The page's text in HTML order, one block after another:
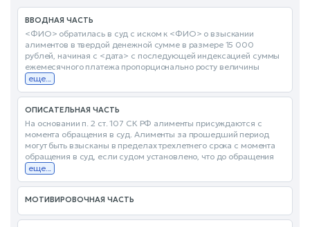
ВВОДНАЯ ЧАСТЬ
<ФИО> обратилась в суд с иском к <ФИО> о взыскании
алиментов в твердой денежной сумме в размере 15 000
рублей, начиная с <дата> с последующей индексацией суммы
ежемесячного платежа пропорционально росту величины
еще...
ОПИСАТЕЛЬНАЯ ЧАСТЬ
На основании п. 2 ст. 107 СК РФ алименты присуждаются с
момента обращения в суд. Алименты за прошедший период
могут быть взысканы в пределах трехлетнего срока с момента
обращения в суд, если судом установлено, что до обращения
еще...
МОТИВИРОВОЧНАЯ ЧАСТЬ